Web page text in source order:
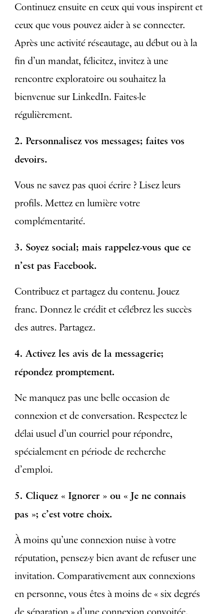
Continuez ensuite en ceux qui vous inspirent et
ceux que vous pouvez aider à se connecter.
Après une activité réseautage, au début ou à la
fin d’un mandat, félicitez, invitez à une
rencontre exploratoire ou souhaitez la
bienvenue sur LinkedIn. Faites-le
régulièrement.
2. Personnalisez vos messages; faites vos
devoirs.
Vous ne savez pas quoi écrire ? Lisez leurs
profils. Mettez en lumière votre
complémentarité.
3. Soyez social; mais rappelez-vous que ce
n’est pas Facebook.
Contribuez et partagez du contenu. Jouez
franc. Donnez le crédit et célébrez les succès
des autres. Partagez.
4. Activez les avis de la messagerie;
répondez promptement.
Ne manquez pas une belle occasion de
connexion et de conversation. Respectez le
délai usuel d’un courriel pour répondre,
spécialement en période de recherche
d’emploi.
5. Cliquez « Ignorer » ou « Je ne connais
pas »; c’est votre choix.
À moins qu’une connexion nuise à votre
réputation, pensez-y bien avant de refuser une
invitation. Comparativement aux connexions
en personne, vous êtes à moins de « six degrés